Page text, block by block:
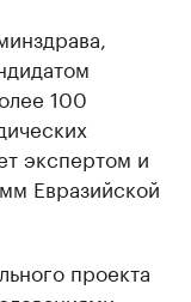
100
экспертом и
Евразийской
проекта